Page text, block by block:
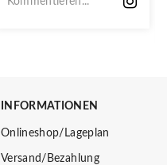
INFORMATIONEN
Onlineshop/Lageplan
Versand/Bezahlung